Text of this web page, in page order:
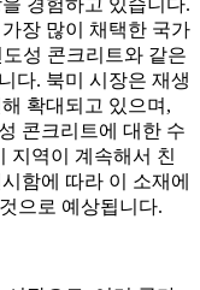
경험하고 있습니다.
장 많이 채택한 국가
성 콘크리트와 같은
다. 북미 시장은 재생
확대되고 있으며,
콘크리트에 대한 수
지역이 계속해서 친
함에 따라 이 소재에
으로 예상됩니다.